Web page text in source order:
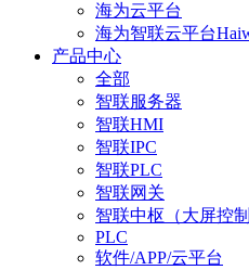
海为云平台
海为智联云平台
产品中心
全部
智联服务器
智联HMI
智联IPC
智联PLC
智联网关
智联中枢（大屏控制
PLC
软件/APP/云平台